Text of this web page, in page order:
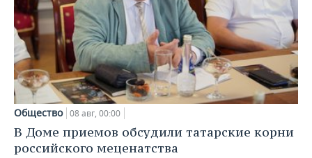
Общество 08 авг, 00:00
В Доме приемов обсудили татарские корни
российского меценатства